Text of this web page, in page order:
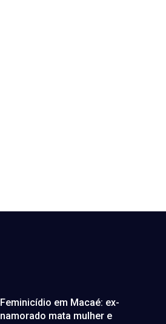
Feminicídio em Macaé: ex-
namorado mata mulher e